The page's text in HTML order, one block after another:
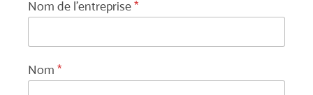
Nom de l'entreprise*
l
'
Nom *